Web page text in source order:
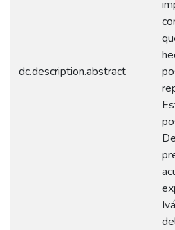
dc.description.abstract